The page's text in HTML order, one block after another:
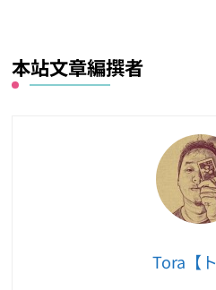
本站文章編撰者
Tora【ト